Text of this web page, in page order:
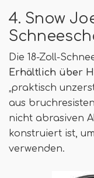
4. Snow
Die 18-Zoll-
Erhältlich über
„praktisch
aus
nicht abrasiven
konstruiert ist,
verwenden.